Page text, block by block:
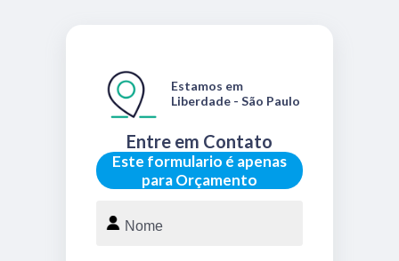
Este formulario é apenas
para Orçamento
Entre em Contato
Estamos em
Liberdade - São Paulo